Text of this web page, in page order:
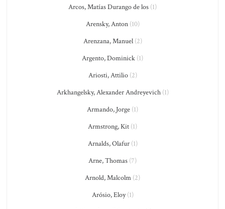
Arcos, Matías Durango de los (1)
Arensky, Anton(10)
Arenzana, Manuel(2)
Argento, Dominick (1)
Ariosti, Attilio(2)
Arkhangelsky, Alexander Andreyevich(1)
Armando, Jorge (1)
Armstrong, Kit (1)
Arnalds, Olafur(1)
Arne, Thomas (7)
Arnold, Malcolm (2)
Arósio, Eloy(1)